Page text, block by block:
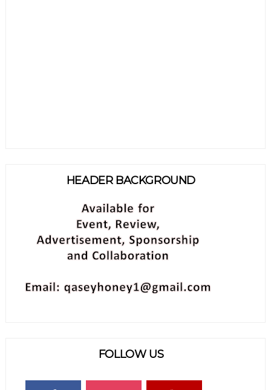
HEADER BACKGROUND
FOLLOW US